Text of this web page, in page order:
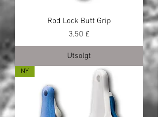
Rod Lock Butt Grip
Pris
3,50 £
Utsolgt
NY